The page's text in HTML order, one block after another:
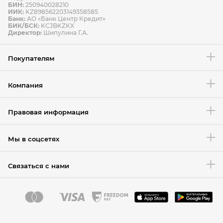
Условия возврата товара
БИН: 250940028210
ИИК: KZ898562203149358585
Банк: АО «Банк Центр Кредит»
БИК/БСК: KCJBKZKX
Директор: Шипулина Г.А.
Покупателям
Компания
Правовая информация
Мы в соцсетях
Связаться с нами